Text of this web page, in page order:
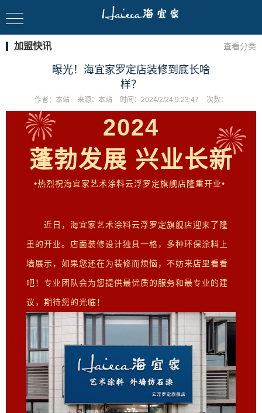
加盟快讯 查看分类
曝光！海宜家罗定店装修到底长啥
样？
作者： 本站 来源： 本站 时间： 2024/2/24 9:23:47 次数：
2024
蓬勃发展 兴业长新
•热烈祝海宜家艺术涂料云浮罗定旗舰店隆重开业 •
近日，海宜家艺术涂料云浮罗定旗舰店迎来了隆
重的开业。店面装修设计独具一格，多种环保涂料上
墙展示，如果您还在为装修而烦恼，不妨来店里看看
吧！专业团队会为您提供最优质的服务和最专业的建
议，期待您的光临！